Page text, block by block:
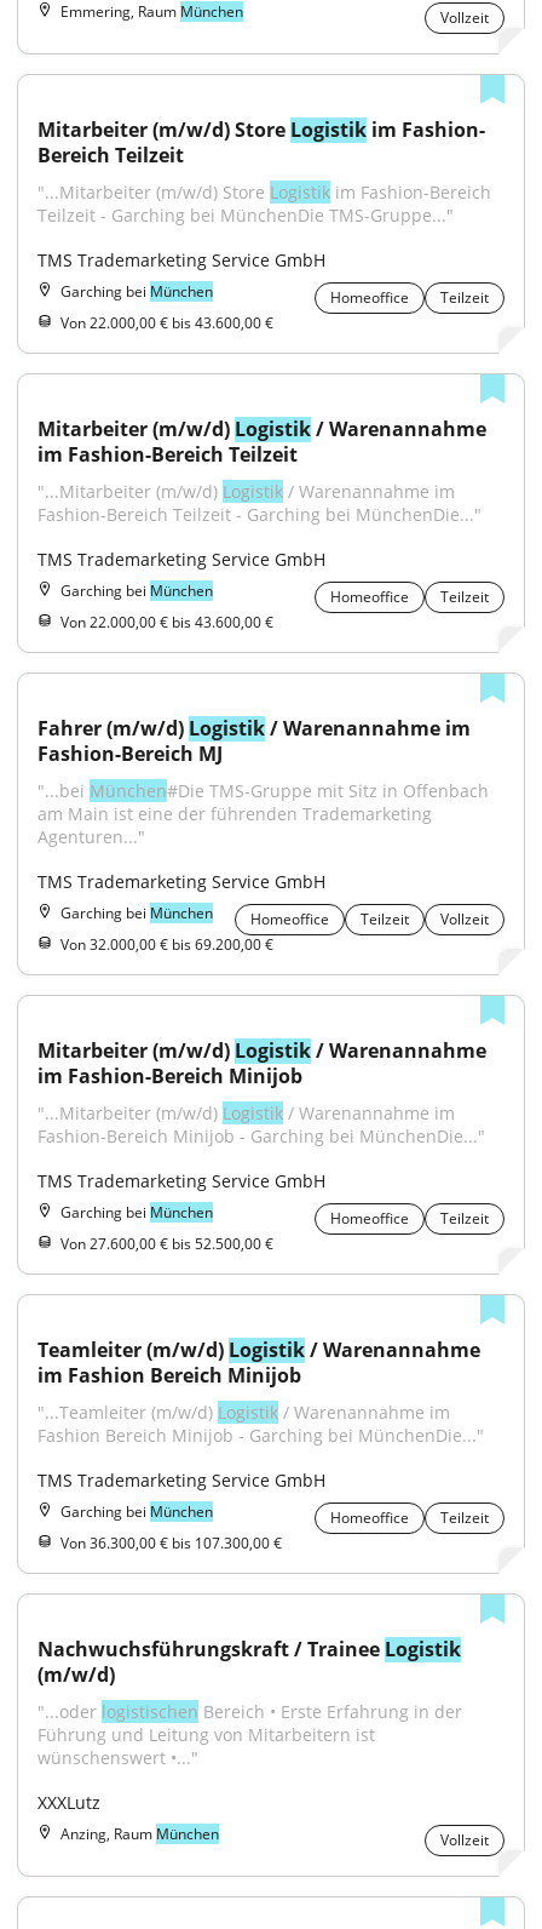
Emmering, Raum München Vollzeit
Mitarbeiter (m/w/d) Store Logistik im Fashion-
Bereich Teilzeit
"...Mitarbeiter (m/w/d) Store Logistik im Fashion-Bereich
Teilzeit - Garching bei MünchenDie TMS-Gruppe..."
TMS Trademarketing Service GmbH
Garching bei München Homeoffice
Teilzeit
Von 22.000,00 € bis 43.600,00 €
Mitarbeiter (m/w/d) Logistik / Warenannahme
im Fashion-Bereich Teilzeit
"...Mitarbeiter (m/w/d) Logistik / Warenannahme im
Fashion-Bereich Teilzeit - Garching bei MünchenDie..."
TMS Trademarketing Service GmbH
Garching bei München Homeoffice
Teilzeit
Von 22.000,00 € bis 43.600,00 €
Fahrer (m/w/d) Logistik / Warenannahme im
Fashion-Bereich MJ
"...bei München#Die TMS-Gruppe mit Sitz in Offenbach
am Main ist eine der führenden Trademarketing
Agenturen..."
TMS Trademarketing Service GmbH
Garching bei München Homeoffice Teilzeit
Vollzeit
Von 32.000,00 € bis 69.200,00 €
Mitarbeiter (m/w/d) Logistik / Warenannahme
im Fashion-Bereich Minijob
"...Mitarbeiter (m/w/d) Logistik / Warenannahme im
Fashion-Bereich Minijob - Garching bei MünchenDie..."
TMS Trademarketing Service GmbH
Garching bei München Homeoffice
Teilzeit
Von 27.600,00 € bis 52.500,00 €
Teamleiter (m/w/d) Logistik / Warenannahme
im Fashion Bereich Minijob
"...Teamleiter (m/w/d) Logistik / Warenannahme im
Fashion Bereich Minijob - Garching bei MünchenDie..."
TMS Trademarketing Service GmbH
Garching bei München Homeoffice
Teilzeit
Von 36.300,00 € bis 107.300,00 €
Nachwuchsführungskraft / Trainee Logistik
(m/w/d)
"...oder logistischen Bereich • Erste Erfahrung in der
Führung und Leitung von Mitarbeitern ist
wünschenswert •..."
XXXLutz
Anzing, Raum München Vollzeit